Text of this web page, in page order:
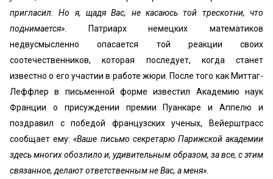
пригласил. Но я, щадя Вас, не касаюсь той трескотни, что
поднимается» . Патриарх немецких математиков
недвусмысленно опа­сается той реакции своих
соотечественников, которая по­следует, когда станет
известно о его участии в работе жюри. После того как Миттаг-
Леффлер в письменной форме известил Академию наук
Франции о присужде­нии премии Пуанкаре и Аппелю и
поздравил с победой французских ученых, Вейерштрасс
сообщает ему:«Ваше письмо секретарю Парижской академии
здесь многих обозлило и, удивительным образом, за все, с этим
свя­занное, делают ответственным не Вас, а меня».